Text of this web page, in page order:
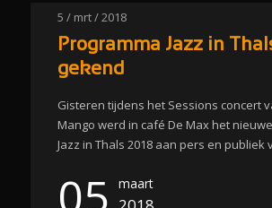
5 / mrt / 2018
Programma Jazz in
gekend
Gisteren tijdens het Sessions concert
Mango werd in café De Max het
Jazz in Thals 2018 aan pers en publiek
maart